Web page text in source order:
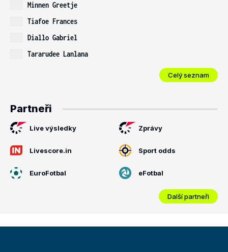
Minnen Greetje
Tiafoe Frances
Diallo Gabriel
Tararudee Lanlana
Celý seznam
Partneři
Live výsledky Zprávy
Livescore.in Sport odds
EuroFotbal eFotbal
Další partneři